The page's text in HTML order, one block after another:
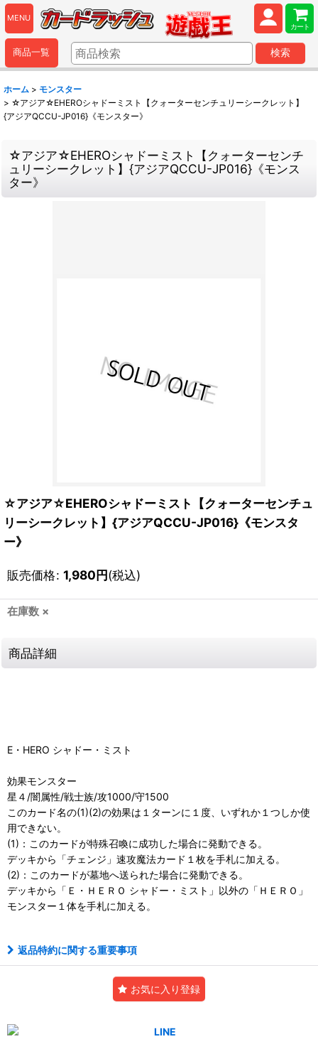
MENU
カート
商品一覧 検索
ホーム > モンスター
> ☆アジア☆EHEROシャドーミスト【クォーターセンチュリーシークレット】
{アジアQCCU-JP016}《モンスター》
☆アジア☆EHEROシャドーミスト【クォーターセンチ
ュリーシークレット】{アジアQCCU-JP016}《モンス
ター》
☆アジア☆EHEROシャドーミスト【クォーターセンチュ
リーシークレット】{アジアQCCU-JP016}《モンスタ
ー》
販売価格: 1,980円(税込)
在庫数 ×
商品詳細
E・HERO シャドー・ミスト
効果モンスター
星４/闇属性/戦士族/攻1000/守1500
このカード名の(1)(2)の効果は１ターンに１度、いずれか１つしか使
用できない。
(1)：このカードが特殊召喚に成功した場合に発動できる。
デッキから「チェンジ」速攻魔法カード１枚を手札に加える。
(2)：このカードが墓地へ送られた場合に発動できる。
デッキから「Ｅ・ＨＥＲＯ シャドー・ミスト」以外の「ＨＥＲＯ」
モンスター１体を手札に加える。
返品特約に関する重要事項
お気に入り登録